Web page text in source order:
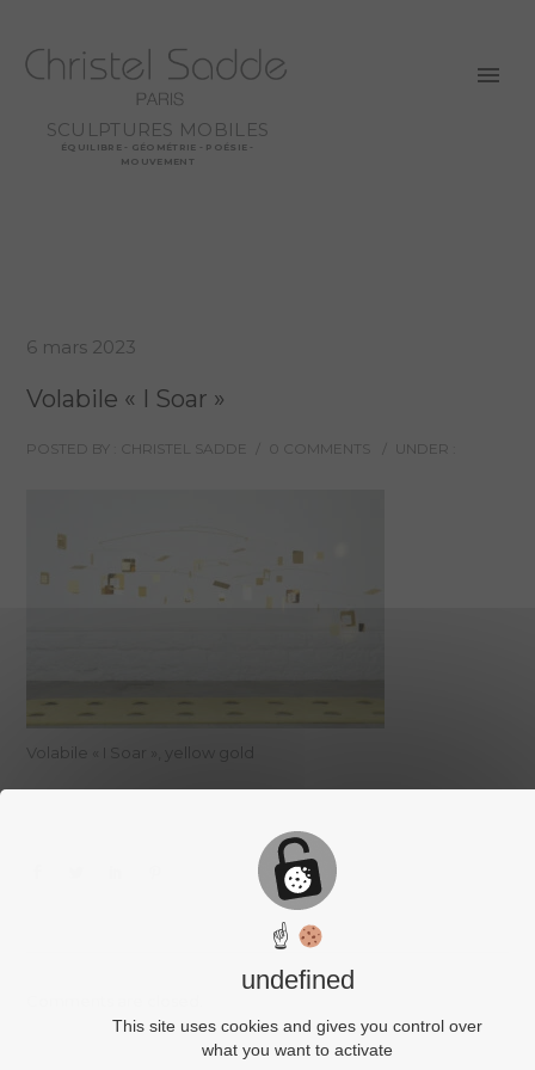
SCULPTURES MOBILES
ÉQUILIBRE - GÉOMÉTRIE - POÉSIE -
MOUVEMENT
6 mars 2023
Volabile « I Soar »
POSTED BY : CHRISTEL SADDE 0 COMMENTS UNDER :
Volabile « I Soar », yellow gold
☝
undefined
This site uses cookies and gives you control over
what you want to activate